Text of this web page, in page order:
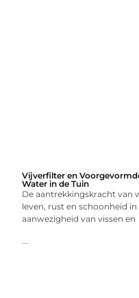
Vijverfilter en
Water in de Tuin
De aantrekkingskracht van
leven, rust en schoonheid
aanwezigheid van vissen en
...